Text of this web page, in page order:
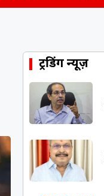
ट्रेंडिंग न्यूज़